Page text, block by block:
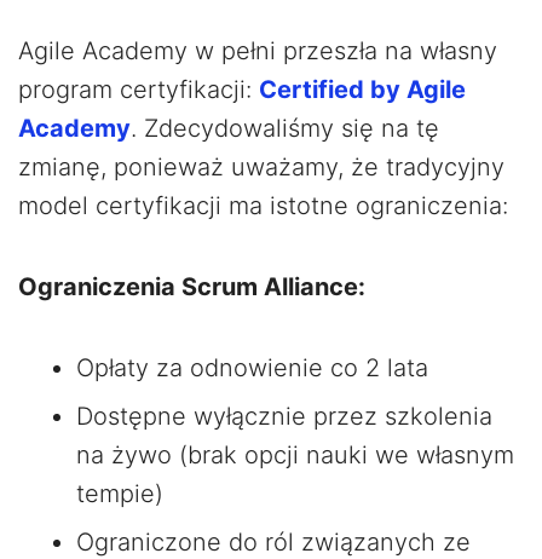
Agile Academy w pełni przeszła na własny
program certyfikacji: Certified by Agile
Academy. Zdecydowaliśmy się na tę
zmianę, ponieważ uważamy, że tradycyjny
model certyfikacji ma istotne ograniczenia:
Ograniczenia Scrum Alliance:
Opłaty za odnowienie co 2 lata
Dostępne wyłącznie przez szkolenia
na żywo (brak opcji nauki we własnym
tempie)
Ograniczone do ról związanych ze